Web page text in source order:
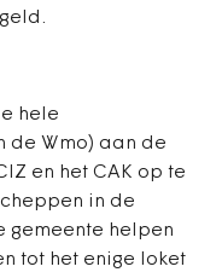
hele
de Wmo) aan de
en het CAK op te
in de
gemeente helpen
tot het enige loket